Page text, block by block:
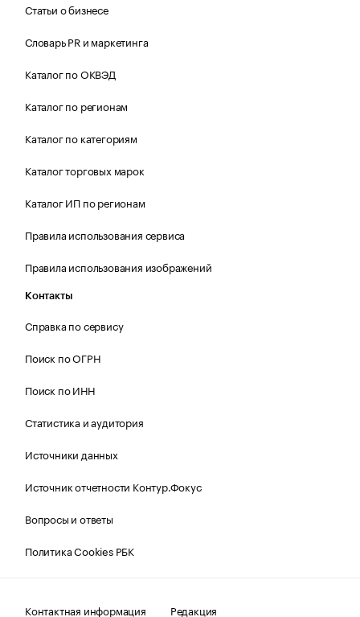
Статьи о бизнесе
Словарь PR и маркетинга
Каталог по ОКВЭД
Каталог по регионам
Каталог по категориям
Каталог торговых марок
Каталог ИП по регионам
Правила использования сервиса
Правила использования изображений
Контакты
Справка по сервису
Поиск по ОГРН
Поиск по ИНН
Статистика и аудитория
Источники данных
Источник отчетности Контур.Фокус
Вопросы и ответы
Политика Cookies РБК
Контактная информация Редакция